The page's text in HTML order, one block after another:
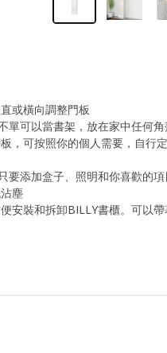
或橫向調整門板
單可以當書架，放在家中任何
，可按照你的個人需要，自行
要添加盒子、照明和你喜歡的
塵
安裝和拆卸BILLY書櫃。可以